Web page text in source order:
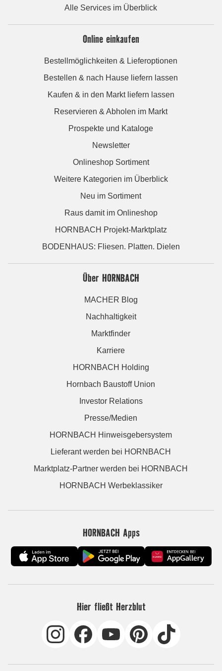
Alle Services im Überblick
Online einkaufen
Bestellmöglichkeiten & Lieferoptionen
Bestellen & nach Hause liefern lassen
Kaufen & in den Markt liefern lassen
Reservieren & Abholen im Markt
Prospekte und Kataloge
Newsletter
Onlineshop Sortiment
Weitere Kategorien im Überblick
Neu im Sortiment
Raus damit im Onlineshop
HORNBACH Projekt-Marktplatz
BODENHAUS: Fliesen. Platten. Dielen
Über HORNBACH
MACHER Blog
Nachhaltigkeit
Marktfinder
Karriere
HORNBACH Holding
Hornbach Baustoff Union
Investor Relations
Presse/Medien
HORNBACH Hinweisgebersystem
Lieferant werden bei HORNBACH
Marktplatz-Partner werden bei HORNBACH
HORNBACH Werbeklassiker
HORNBACH Apps
Hier fließt Herzblut